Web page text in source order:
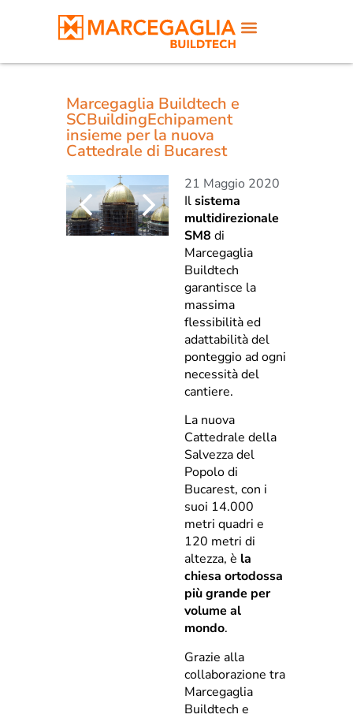
Marcegaglia Buildtech e
SCBuildingEchipament
insieme per la nuova
Cattedrale di Bucarest
21 Maggio 2020
Ilsistema
multidirezionale
SM8 di
Marcegaglia
Buildtech
garantisce la
massima
flessibilità ed
adattabilità del
ponteggio ad ogni
necessità del
cantiere.
La nuova
Cattedrale della
Salvezza del
Popolo di
Bucarest, con i
suoi 14.000
metri quadri e
120 metri di
altezza, è la
chiesa ortodossa
più grande per
volume al
mondo.
Grazie alla
collaborazione tra
Marcegaglia
Buildtech e